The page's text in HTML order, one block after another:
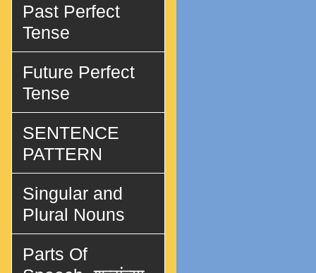
Past Perfect
Tense
Future Perfect
Tense
SENTENCE
PATTERN
Singular and
Plural Nouns
Parts Of